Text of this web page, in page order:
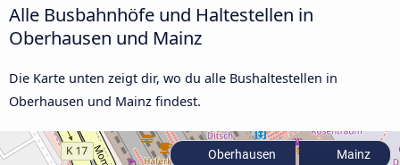
Alle Busbahnhöfe und Haltestellen in
Oberhausen und Mainz
Die Karte unten zeigt dir, wo du alle Bushaltestellen in
Oberhausen und Mainz findest.
Oberhausen Mainz